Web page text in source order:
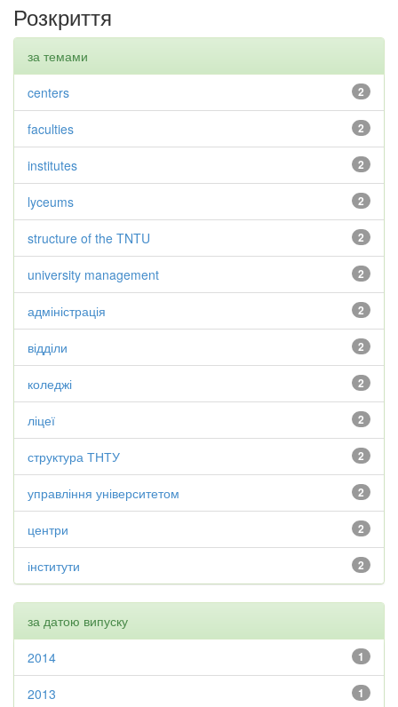
Розкриття
за темами
2
centers
2
faculties
2
institutes
2
lyceums
2
structure of the TNTU
2
university management
2
адміністрація
2
відділи
2
коледжі
2
ліцеї
2
структура ТНТУ
2
управління університетом
2
центри
2
інститути
за датою випуску
1
2014
1
2013